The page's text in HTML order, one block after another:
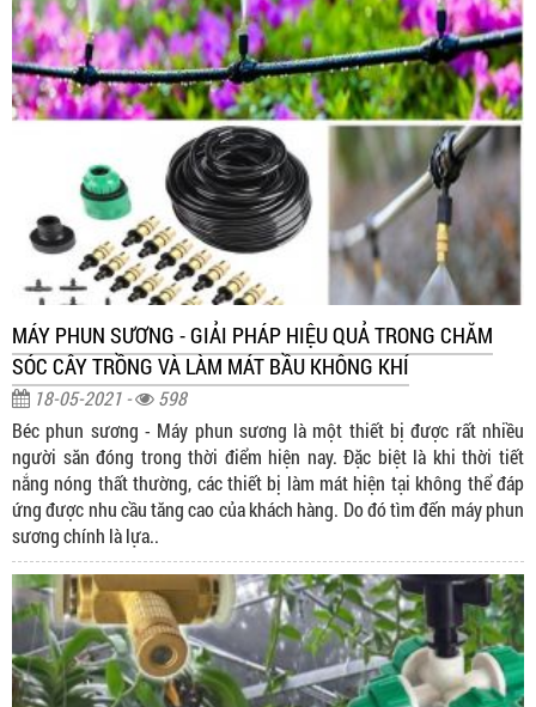
MÁY PHUN SƯƠNG - GIẢI PHÁP HIỆU QUẢ TRONG CHĂM
SÓC CÂY TRỒNG VÀ LÀM MÁT BẦU KHÔNG KHÍ
18-05-2021 -
598
Béc phun sương - Máy phun sương là một thiết bị được rất nhiều
người săn đóng trong thời điểm hiện nay. Đặc biệt là khi thời tiết
nắng nóng thất thường, các thiết bị làm mát hiện tại không thể đáp
ứng được nhu cầu tăng cao của khách hàng. Do đó tìm đến máy phun
sương chính là lựa..